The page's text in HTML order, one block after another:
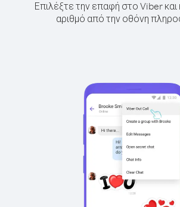
Επιλέξτε την επαφή στο Viber
αριθμό από την οθόνη